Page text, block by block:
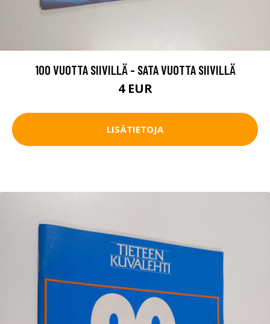
100 VUOTTA SIIVILLÄ - SATA VUOTTA SIIVILLÄ
4 EUR
LISÄTIETOJA